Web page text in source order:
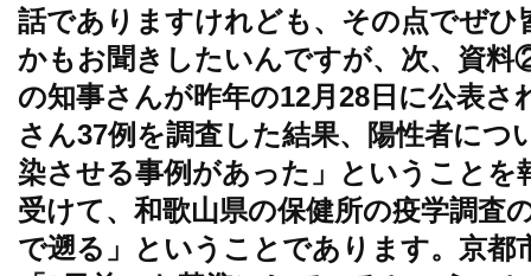
話でありますけれども、その点でぜひ
かもお聞きしたいんですが、次、資
の知事さんが昨年の12月28日に公表さ
さん37例を調査した結果、陽性者につ
染させる事例があった」ということ
受けて、和歌山県の保健所の疫学調査
で遡る」ということであります。京都